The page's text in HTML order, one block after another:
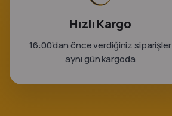
Hızlı Kargo
16:00’dan önce verdiğiniz siparişler
aynı gün kargoda